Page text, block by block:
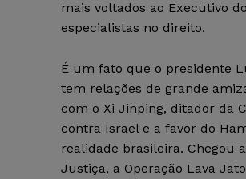
mais voltados ao Executivo
especialistas no direito.
É um fato que o presidente
tem relações de grande
com o Xi Jinping, ditador da
contra Israel e a favor do
realidade brasileira. Chegou
Justiça, a Operação Lava